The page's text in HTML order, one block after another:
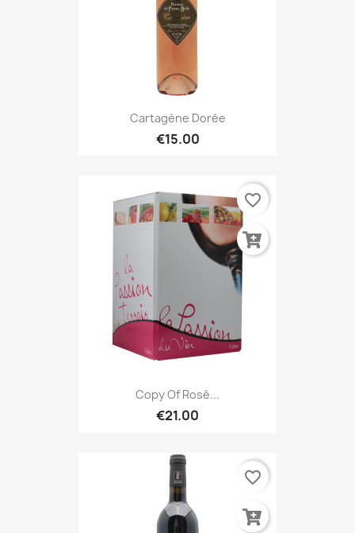
Cartagène Dorée
€15.00
Copy Of Rosé...
€21.00
favorite_border
favorite_border